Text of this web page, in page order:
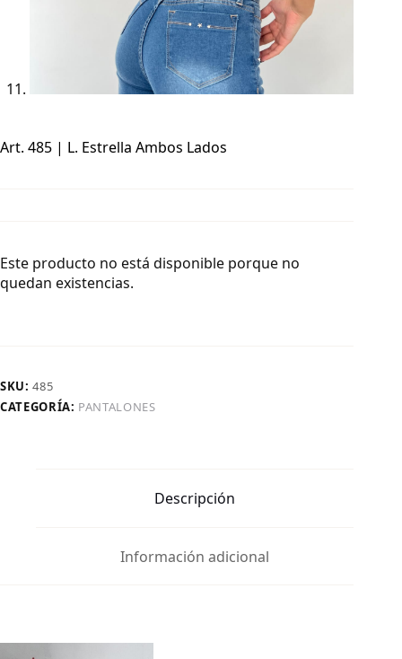
Art. 485 | L. Estrella Ambos Lados
Este producto no está disponible porque no
quedan existencias.
SKU:485
CATEGORÍA: PANTALONES
Descripción
Información adicional